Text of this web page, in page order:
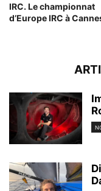
IRC. Le championnat
d’Europe IRC à